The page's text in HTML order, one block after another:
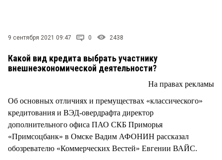
9 сентября 2021 09:47 0 2438
Какой вид кредита выбрать участнику
внешнеэкономической деятельности?
На правах рекламы
Об основных отличиях и премуществах «классического»
кредитования и ВЭД-овердрафта директор
дополнительного офиса ПАО СКБ Приморья
«Примсоцбанк» в Омске Вадим АФОНИН рассказал
обозревателю «Коммерческих Вестей» Евгении ВАЙС.